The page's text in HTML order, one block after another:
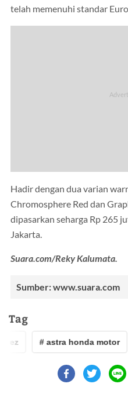
telah memenuhi standar
Hadir dengan dua varian
Chromosphere Red dan
dipasarkan seharga Rp 265
Jakarta.
Suara.com/Reky Kalumata.
Sumber: www.suara.com
Tag
# astra honda motor